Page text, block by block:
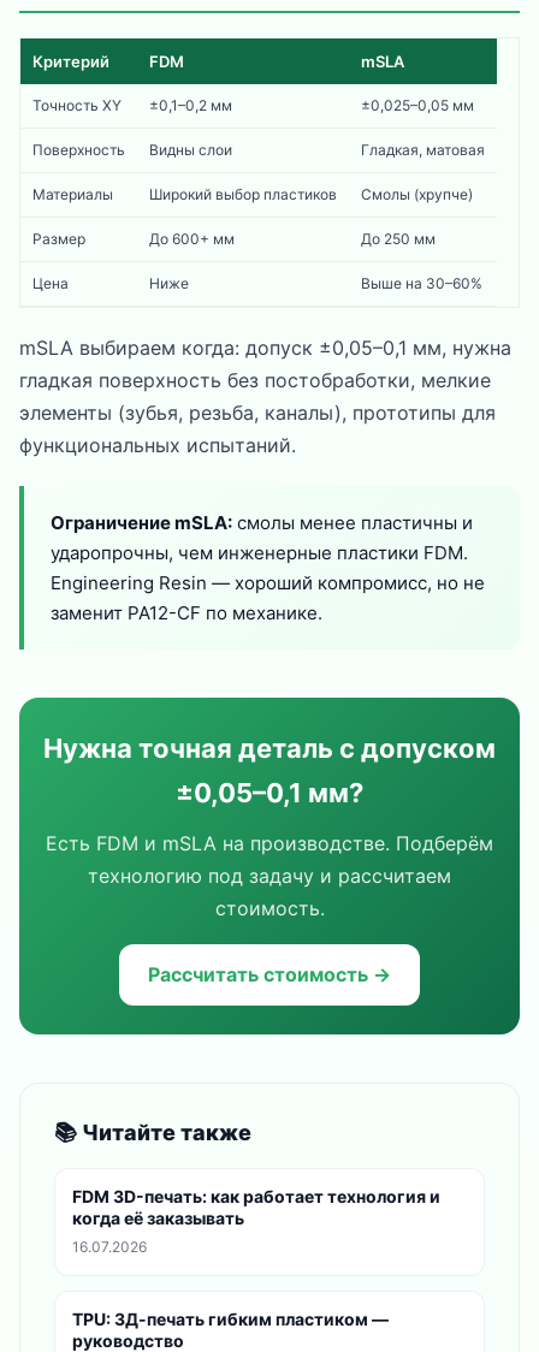
Критерий FDM mSLA
Точность XY ±0,1–0,2 мм ±0,025–0,05 мм
Поверхность Видны слои Гладкая, матовая
Материалы Широкий выбор пластиков Смолы (хрупче)
Размер До 600+ мм До 250 мм
Цена Ниже Выше на 30–60%
mSLA выбираем когда: допуск ±0,05–0,1 мм, нужна
гладкая поверхность без постобработки, мелкие
элементы (зубья, резьба, каналы), прототипы для
функциональных испытаний.
Ограничение mSLA: смолы менее пластичны и
ударопрочны, чем инженерные пластики FDM.
Engineering Resin — хороший компромисс, но не
заменит PA12-CF по механике.
Нужна точная деталь с допуском
±0,05–0,1 мм?
Есть FDM и mSLA на производстве. Подберём
технологию под задачу и рассчитаем
стоимость.
Рассчитать стоимость →
📚 Читайте также
FDM 3D-печать: как работает технология и
когда её заказывать
16.07.2026
TPU: 3Д-печать гибким пластиком —
руководство